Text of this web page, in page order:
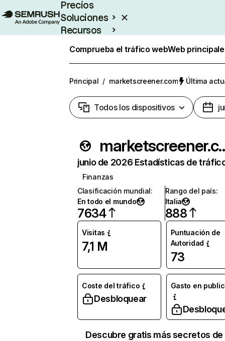
Precios
Soluciones
Recursos
Comprueba el tráfico webWeb
Principal / marketscreener.com Última
Todos los dispositivos
junio de 2026 Estadísticas de
Finanzas
Clasificación mundial:
En todo el mundo
7634
Rango del país:
Italia
888
Visitas
7,1 M
Puntuación de
Autoridad
73
Coste del tráfico
Desbloquear
Gasto en
Descubre gratis más secretos de